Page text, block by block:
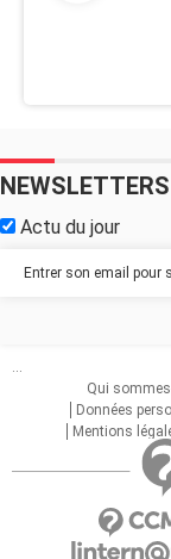
NEWSLETTERS
Actu du jour
...
Qui
Données
Mentions